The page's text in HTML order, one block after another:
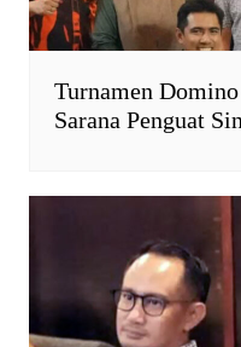
Turnamen
Sarana Penguat